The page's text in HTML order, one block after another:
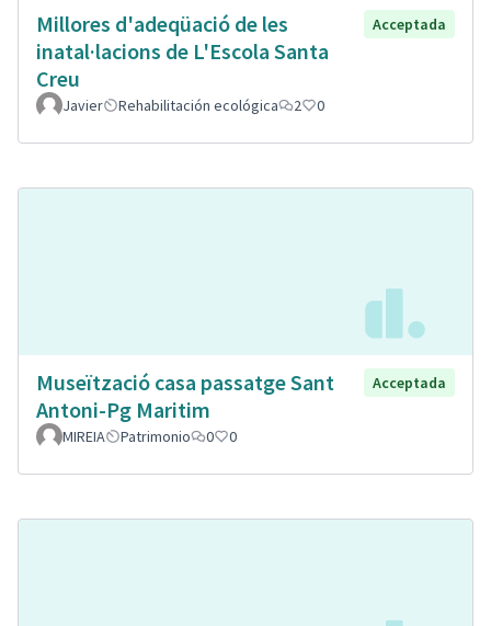
Millores d'adeqüació de les
inatal·lacions de L'Escola Santa
Creu
Acceptada
Javier Rehabilitación ecológica 2 0
Museïtzació casa passatge Sant
Antoni-Pg Maritim
Acceptada
MIREIA Patrimonio 0 0